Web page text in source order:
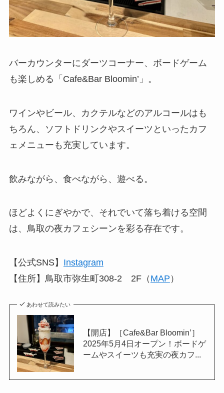
バーカウンターにダーツコーナー、ボードゲーム
も楽しめる「Cafe&Bar Bloomin’」。
ワインやビール、カクテルなどのアルコールはも
ちろん、ソフトドリンクやスイーツといったカフ
ェメニューも充実しています。
飲みながら、食べながら、遊べる。
ほどよくにぎやかで、それでいて落ち着ける空間
は、鳥取の夜カフェシーンを彩る存在です。
【公式SNS】 Instagram
【住所】鳥取市弥生町308-2 2F（ MAP ）
あわせて読みたい
【開店】［Cafe&Bar Bloomin’］
2025年5月4日オープン！ボードゲ
ームやスイーツも充実の夜カフ...